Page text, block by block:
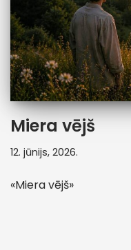
Miera vējš
12. jūnijs, 2026.
«Miera vējš»